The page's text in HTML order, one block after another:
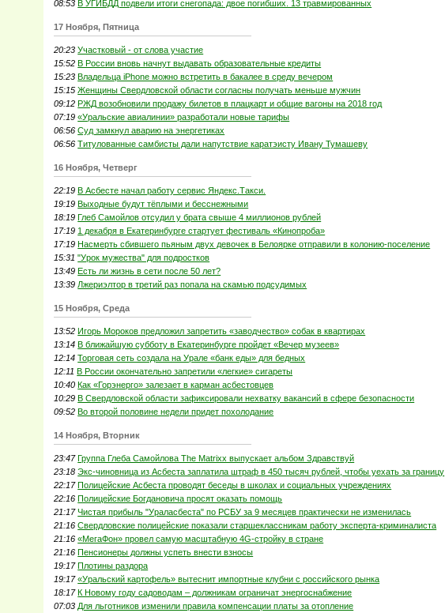
08:53 В УГИБДД подвели итоги снегопада: двое погибших. 13 травмированных
17 Ноября, Пятница
20:23 Участковый - от слова участие
15:52 В России вновь начнут выдавать образовательные кредиты
15:23 Владельца iPhone можно встретить в бакалее в среду вечером
15:15 Женщины Свердловской области согласны получать меньше мужчин
09:12 РЖД возобновили продажу билетов в плацкарт и общие вагоны на 2018 год
07:19 «Уральские авиалинии» разработали новые тарифы
06:56 Суд замкнул аварию на энергетиках
06:56 Титулованные самбисты дали напутствие каратэисту Ивану Тумашеву
16 Ноября, Четверг
22:19 В Асбесте начал работу сервис Яндекс.Такси.
19:19 Выходные будут тёплыми и бесснежными
18:19 Глеб Самойлов отсудил у брата свыше 4 миллионов рублей
17:19 1 декабря в Екатеринбурге стартует фестиваль «Кинопроба»
17:19 Насмерть сбившего пьяным двух девочек в Белоярке отправили в колонию-поселение
15:31 "Урок мужества" для подростков
13:49 Есть ли жизнь в сети после 50 лет?
13:39 Лжериэлтор в третий раз попала на скамью подсудимых
15 Ноября, Среда
13:52 Игорь Мороков предложил запретить «заводчество» собак в квартирах
13:14 В ближайшую субботу в Екатеринбурге пройдет «Вечер музеев»
12:14 Торговая сеть создала на Урале «банк еды» для бедных
12:11 В России окончательно запретили «легкие» сигареты
10:40 Как «Горэнерго» залезает в карман асбестовцев
10:29 В Свердловской области зафиксировали нехватку вакансий в сфере безопасности
09:52 Во второй половине недели придет похолодание
14 Ноября, Вторник
23:47 Группа Глеба Самойлова The Matrixx выпускает альбом Здравствуй
23:18 Экс-чиновница из Асбеста заплатила штраф в 450 тысяч рублей, чтобы уехать за границу
22:17 Полицейские Асбеста проводят беседы в школах и социальных учреждениях
22:16 Полицейские Богдановича просят оказать помощь
21:17 Чистая прибыль "Ураласбеста" по РСБУ за 9 месяцев практически не изменилась
21:16 Свердловские полицейские показали старшеклассникам работу эксперта-криминалиста
21:16 «МегаФон» провел самую масштабную 4G-стройку в стране
21:16 Пенсионеры должны успеть внести взносы
19:17 Плотины раздора
19:17 «Уральский картофель» вытеснит импортные клубни с российского рынка
18:17 К Новому году садоводам – должникам ограничат энергоснабжение
07:03 Для льготников изменили правила компенсации платы за отопление